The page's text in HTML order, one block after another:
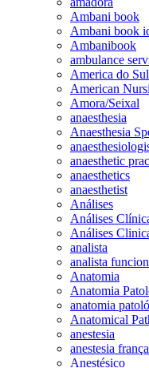
Ambani book
Ambani book
Ambanibook
ambulance
America do Sul
American
Amora/Seixal
anaesthesia
Anaesthesia
anaesthetic
anaesthetics
anaesthetist
Análises
Análises
Análises
analista
analista
Anatomia
Anatomia
anatomia
Anatomical
anestesia
anestesia frança
Anestésico